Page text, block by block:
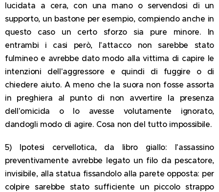
lucidata a cera, con una mano o servendosi di un
supporto, un bastone per esempio, compiendo anche in
questo caso un certo sforzo sia pure minore. In
entrambi i casi però, l'attacco non sarebbe stato
fulmineo e avrebbe dato modo alla vittima di capire le
intenzioni dell'aggressore e quindi di fuggire o di
chiedere aiuto. A meno che la suora non fosse assorta
in preghiera al punto di non avvertire la presenza
dell'omicida o lo avesse volutamente ignorato,
dandogli modo di agire. Cosa non del tutto impossibile.
5) Ipotesi cervellotica, da libro giallo: l'assassino
preventivamente avrebbe legato un filo da pescatore,
invisibile, alla statua fissandolo alla parete opposta: per
colpire sarebbe stato sufficiente un piccolo strappo